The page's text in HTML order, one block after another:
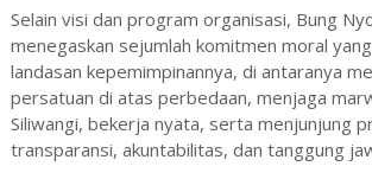
Selain visi dan program organisasi, Bung
menegaskan sejumlah komitmen moral
landasan kepemimpinannya, di antaranya
persatuan di atas perbedaan, menjaga
Siliwangi, bekerja nyata, serta menjunjung
transparansi, akuntabilitas, dan tanggung